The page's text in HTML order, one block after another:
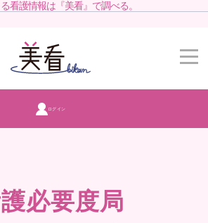
看護情報は『美看』で調べる。
ログイン
必要度局